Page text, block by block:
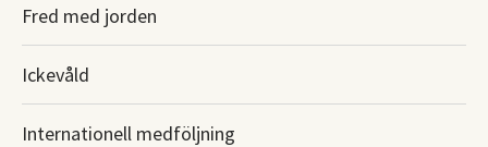
Fred med jorden
Ickevåld
Internationell medföljning